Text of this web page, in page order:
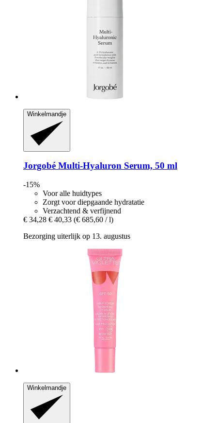
Winkelmandje
Jorgobé Multi-​Hyaluron Serum, 50 ml
-15%
Voor alle huidtypes
Zorgt voor diepgaande hydratatie
Verzachtend & verfijnend
€ 34,28 € 40,33 (€ 685,60 / l)
Bezorging uiterlijk op 13. augustus
Winkelmandje